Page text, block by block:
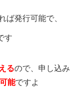
ば発行可能で、
す
るので、申し込み
能ですよ